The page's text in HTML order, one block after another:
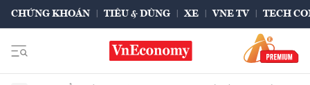
CHỨNG KHOÁN TIÊU & DÙNG XE VNE TV TECH